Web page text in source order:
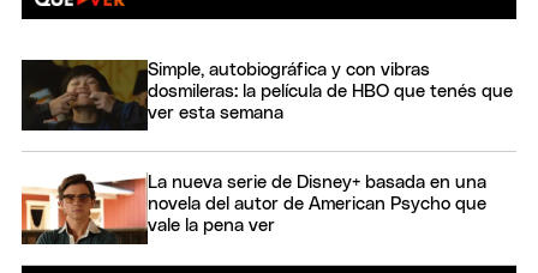
Simple, autobiográfica y con vibras
dosmileras: la película de HBO que tenés que
ver esta semana
La nueva serie de Disney+ basada en una
novela del autor de American Psycho que
vale la pena ver